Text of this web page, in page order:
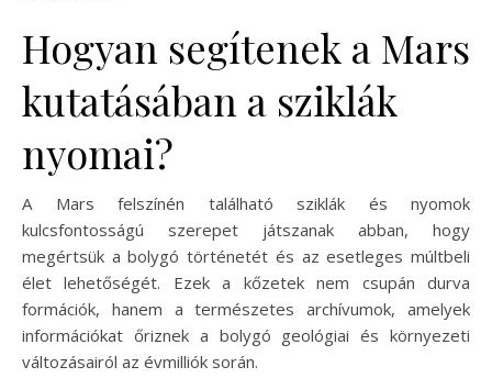
Hogyan segítenek a Mars
kutatásában a sziklák
nyomai?
A Mars felszínén található sziklák és nyomok
kulcsfontosságú szerepet játszanak abban, hogy
megértsük a bolygó történetét és az esetleges múltbeli
élet lehetőségét. Ezek a kőzetek nem csupán durva
formációk, hanem a természetes archívumok, amelyek
információkat őriznek a bolygó geológiai és környezeti
változásairól az évmilliók során.